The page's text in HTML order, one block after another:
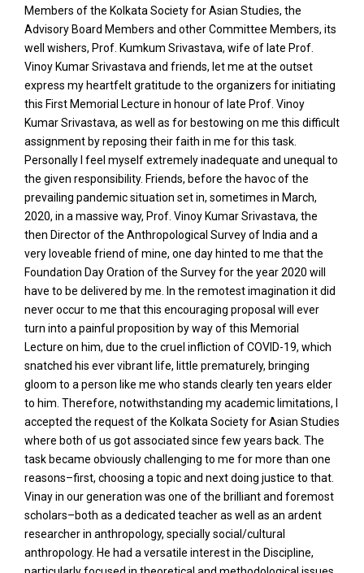
Members of the Kolkata Society for Asian Studies, the
Advisory Board Members and other Committee Members, its
well wishers, Prof. Kumkum Srivastava, wife of late Prof.
Vinoy Kumar Srivastava and friends, let me at the outset
express my heartfelt gratitude to the organizers for initiating
this First Memorial Lecture in honour of late Prof. Vinoy
Kumar Srivastava, as well as for bestowing on me this difficult
assignment by reposing their faith in me for this task.
Personally I feel myself extremely inadequate and unequal to
the given responsibility. Friends, before the havoc of the
prevailing pandemic situation set in, sometimes in March,
2020, in a massive way, Prof. Vinoy Kumar Srivastava, the
then Director of the Anthropological Survey of India and a
very loveable friend of mine, one day hinted to me that the
Foundation Day Oration of the Survey for the year 2020 will
have to be delivered by me. In the remotest imagination it did
never occur to me that this encouraging proposal will ever
turn into a painful proposition by way of this Memorial
Lecture on him, due to the cruel infliction of COVID-19, which
snatched his ever vibrant life, little prematurely, bringing
gloom to a person like me who stands clearly ten years elder
to him. Therefore, notwithstanding my academic limitations, I
accepted the request of the Kolkata Society for Asian Studies
where both of us got associated since few years back. The
task became obviously challenging to me for more than one
reasons–first, choosing a topic and next doing justice to that.
Vinay in our generation was one of the brilliant and foremost
scholars–both as a dedicated teacher as well as an ardent
researcher in anthropology, specially social/cultural
anthropology. He had a versatile interest in the Discipline,